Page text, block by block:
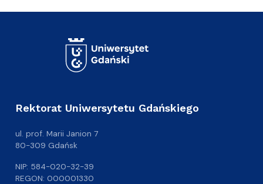
Rektorat Uniwersytetu Gdańskiego
ul. prof. Marii Janion 7
80-309 Gdańsk
NIP: 584-020-32-39
REGON: 000001330